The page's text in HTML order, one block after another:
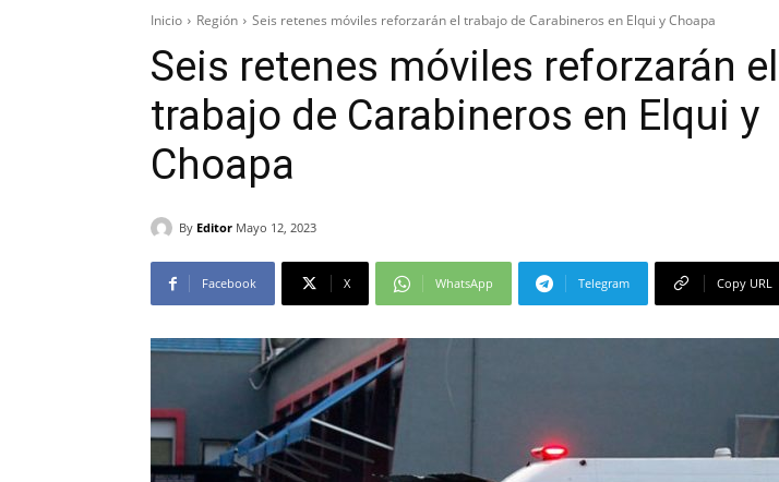
Inicio Región Seis retenes móviles reforzarán el trabajo de Carabineros en Elqui y Choapa
Seis retenes móviles reforzarán el
trabajo de Carabineros en Elqui y
Choapa
By Editor Mayo 12, 2023
Facebook X WhatsApp Telegram Copy URL